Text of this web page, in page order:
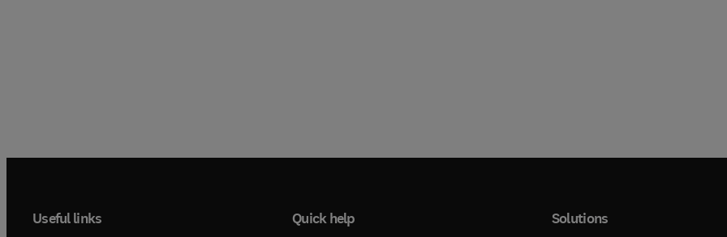
Useful links Quick help Solutions